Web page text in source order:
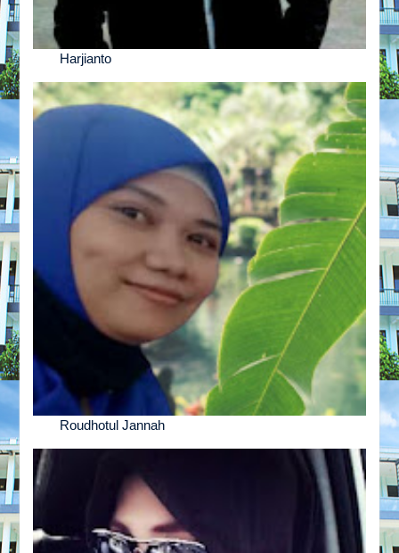
Harjianto
Roudhotul Jannah